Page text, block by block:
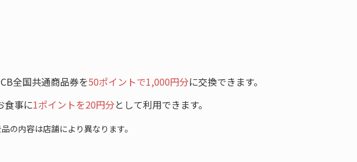
全国共通商品券を50ポイントで1,000円分に交換できます。
食事に1ポイントを20円分として利用できます。
の内容は店舗により異なります。